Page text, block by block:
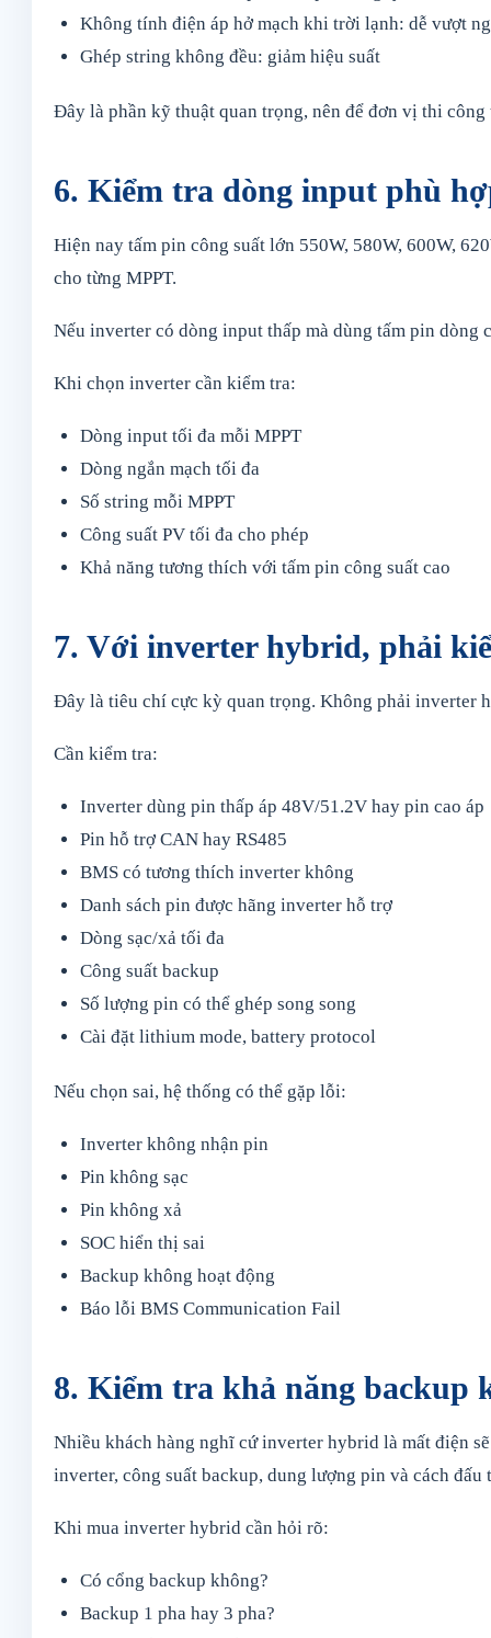
Không tính điện áp hở mạch khi trời lạnh: dễ vượt
Ghép string không đều: giảm hiệu suất
Đây là phần kỹ thuật quan trọng, nên để đơn vị thi
6. Kiểm tra dòng input phù
Hiện nay tấm pin công suất lớn 550W, 580W, 600W,
cho từng MPPT.
Nếu inverter có dòng input thấp mà dùng tấm pin
Khi chọn inverter cần kiểm tra:
Dòng input tối đa mỗi MPPT
Dòng ngắn mạch tối đa
Số string mỗi MPPT
Công suất PV tối đa cho phép
Khả năng tương thích với tấm pin công suất cao
7. Với inverter hybrid, phải
Đây là tiêu chí cực kỳ quan trọng. Không phải inverter
Cần kiểm tra:
Inverter dùng pin thấp áp 48V/51.2V hay pin cao áp
Pin hỗ trợ CAN hay RS485
BMS có tương thích inverter không
Danh sách pin được hãng inverter hỗ trợ
Dòng sạc/xả tối đa
Công suất backup
Số lượng pin có thể ghép song song
Cài đặt lithium mode, battery protocol
Nếu chọn sai, hệ thống có thể gặp lỗi:
Inverter không nhận pin
Pin không sạc
Pin không xả
SOC hiển thị sai
Backup không hoạt động
Báo lỗi BMS Communication Fail
8. Kiểm tra khả năng backup
Nhiều khách hàng nghĩ cứ inverter hybrid là mất điện
inverter, công suất backup, dung lượng pin và cách đấu
Khi mua inverter hybrid cần hỏi rõ:
Có cổng backup không?
Backup 1 pha hay 3 pha?